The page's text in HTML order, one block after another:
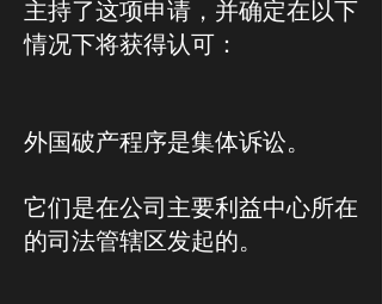
主持了这项申请，并确定在以下
情况下将获得认可：
外国破产程序是集体诉讼。
它们是在公司主要利益中心所在
的司法管辖区发起的。